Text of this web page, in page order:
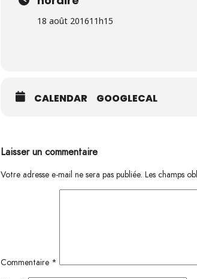
18 août 201611h15
CALENDAR GOOGLECAL
Laisser un commentaire
Votre adresse e-mail ne sera pas publiée. Les champs
Commentaire *